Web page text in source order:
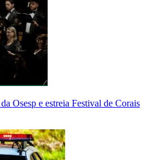
Osesp e estreia Festival de Corais